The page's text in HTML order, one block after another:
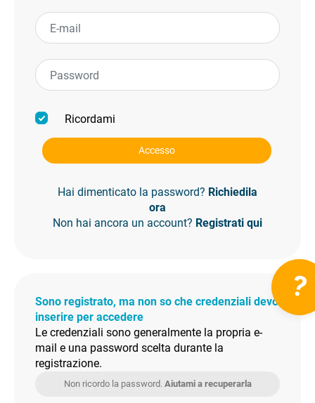
Ricordami
Accesso
Hai dimenticato la password? Richiedila
ora
Non hai ancora un account? Registrati qui
?
Sono registrato, ma non so che credenziali devo
inserire per accedere
Le credenziali sono generalmente la propria e-
mail e una password scelta durante la
registrazione.
Non ricordo la password. Aiutami a recuperarla